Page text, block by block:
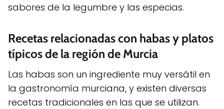
sabores de la legumbre y las especias.
Recetas relacionadas con habas y platos
típicos de la región de Murcia
Las habas son un ingrediente muy versátil en
la gastronomía murciana, y existen diversas
recetas tradicionales en las que se utilizan.